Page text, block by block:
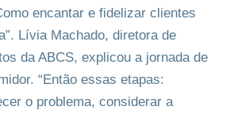
encantar e fidelizar clientes
Lívia Machado, diretora de
da ABCS, explicou a jornada de
“Então essas etapas:
o problema, considerar a